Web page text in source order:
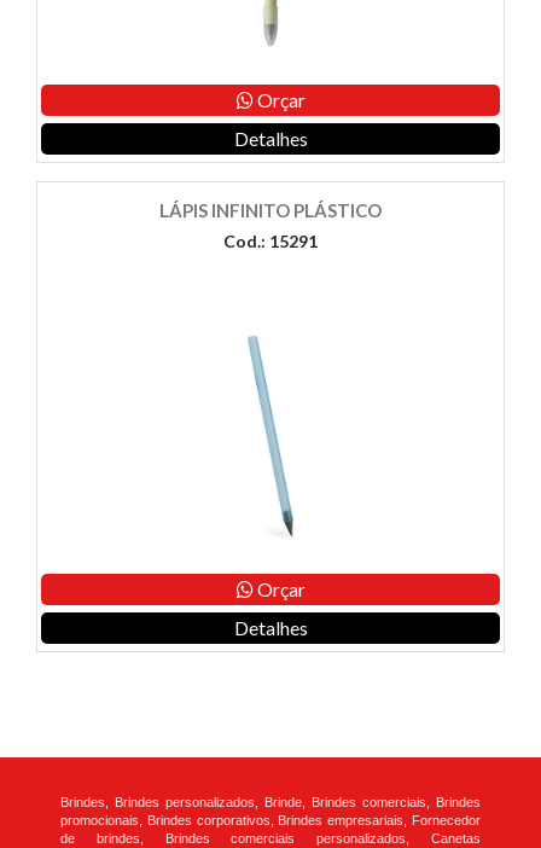
Orçar
Detalhes
LÁPIS INFINITO PLÁSTICO
Cod.: 15291
Orçar
Detalhes
Brindes, Brindes personalizados, Brinde, Brindes comerciais, Brindes
promocionais, Brindes corporativos, Brindes empresariais, Fornecedor
de brindes, Brindes comerciais personalizados, Canetas